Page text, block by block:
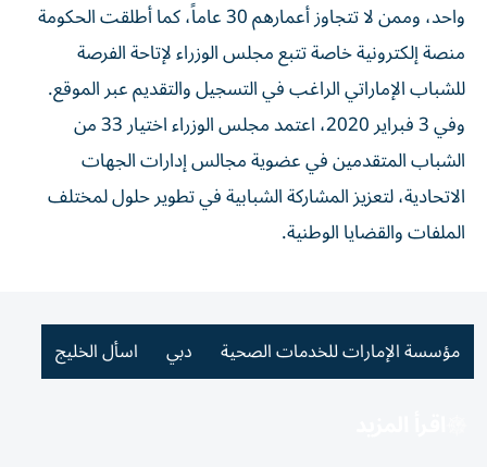
واحد، وممن لا تتجاوز أعمارهم 30 عاماً، كما أطلقت الحكومة
منصة إلكترونية خاصة تتبع مجلس الوزراء لإتاحة الفرصة
للشباب الإماراتي الراغب في التسجيل والتقديم عبر الموقع.
وفي 3 فبراير 2020، اعتمد مجلس الوزراء اختيار 33 من
الشباب المتقدمين في عضوية مجالس إدارات الجهات
الاتحادية، لتعزيز المشاركة الشبابية في تطوير حلول لمختلف
الملفات والقضايا الوطنية.
مؤسسة الإمارات للخدمات الصحية دبي اسأل الخليج